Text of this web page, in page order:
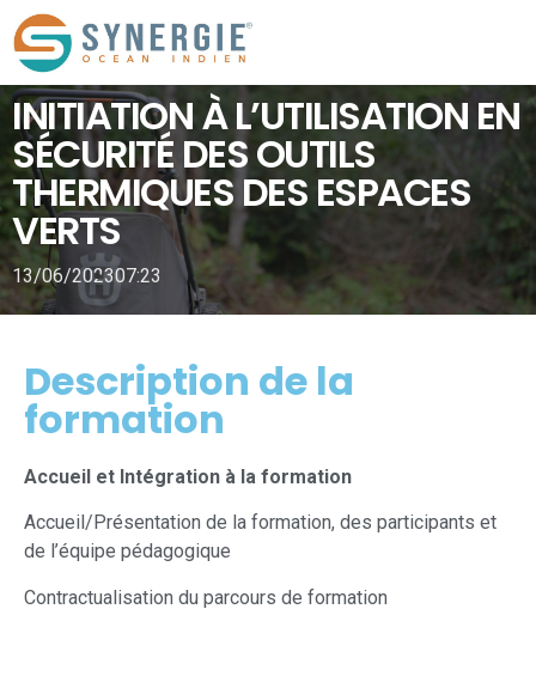
INITIATION À L’UTILISATION EN
SÉCURITÉ DES OUTILS
THERMIQUES DES ESPACES
VERTS
13/06/202307:23
Description de la
formation
Accueil et Intégration à la formation
Accueil/Présentation de la formation, des participants et
de l’équipe pédagogique
Contractualisation du parcours de formation